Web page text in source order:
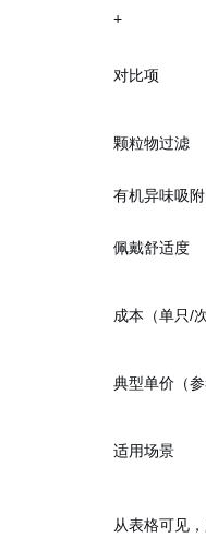
+
对比项
颗粒物过滤
有机异味吸附
佩戴舒适度
成本（单只/次
典型单价（参
适用场景
从表格可见